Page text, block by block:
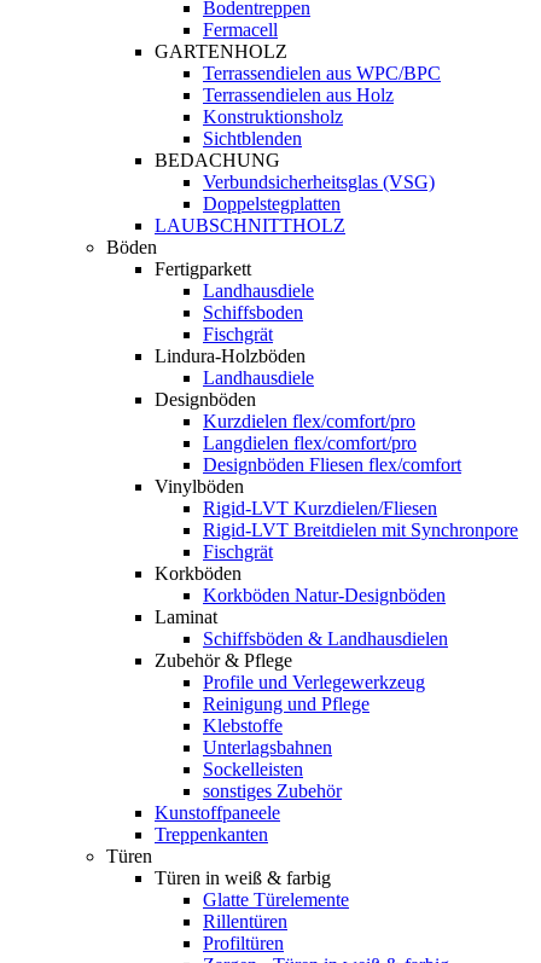
Bodentreppen
Fermacell
GARTENHOLZ
Terrassendielen aus WPC/BPC
Terrassendielen aus Holz
Konstruktionsholz
Sichtblenden
BEDACHUNG
Verbundsicherheitsglas (VSG)
Doppelstegplatten
LAUBSCHNITTHOLZ
Böden
Fertigparkett
Landhausdiele
Schiffsboden
Fischgrät
Lindura-Holzböden
Landhausdiele
Designböden
Kurzdielen flex/comfort/pro
Langdielen flex/comfort/pro
Designböden Fliesen flex/comfort
Vinylböden
Rigid-LVT Kurzdielen/Fliesen
Rigid-LVT Breitdielen mit Synchronpore
Fischgrät
Korkböden
Korkböden Natur-Designböden
Laminat
Schiffsböden & Landhausdielen
Zubehör & Pflege
Profile und Verlegewerkzeug
Reinigung und Pflege
Klebstoffe
Unterlagsbahnen
Sockelleisten
sonstiges Zubehör
Kunstoffpaneele
Treppenkanten
Türen
Türen in weiß & farbig
Glatte Türelemente
Rillentüren
Profiltüren